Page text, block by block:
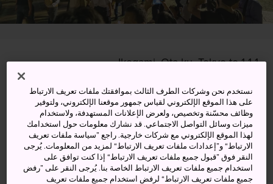
1-1-1 Ikegami, Ota-ku, Tokyo-to
عرض على خرائط غوغل (Google Maps)
الحصول على معلومات العبور
الكلمات المفتاحية الخريطة
نستخدم نحن وشركات الطرف الثالث بموافقتك ملفات تعريف الارتباط
على هذا الموقع الإلكتروني لقياس جمهور موقعنا الإلكتروني، ولتوفير
وظائف محسّنة وتخصيص، ولعرض الإعلانات المستهدفة، ولاستخدام
ميزات وسائل التواصل الاجتماعي. قد نشارك معلومات حول استخدامك
لهذا الموقع الإلكتروني مع شركات خارجية. راجع ”سياسة ملفات تعريف
الارتباط“ و”إعدادات ملفات تعريف الارتباط“ لمزيد من المعلومات. يُرجى
النقر فوق ”قبول جميع ملفات تعريف الارتباط“ إذا كنت توافق على
استخدام جميع ملفات تعريف الارتباط الخاصة بنا. يُرجى النقر على ”رفض
جميع ملفات تعريف الارتباط“ لرفض استخدام جميع ملفات تعريف